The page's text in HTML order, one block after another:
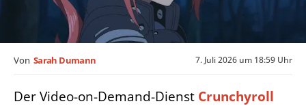
7. Juli 2026 um 18:59 Uhr
Von Sarah Dumann
Der Video-on-Demand-Dienst Crunchyroll